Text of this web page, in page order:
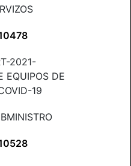
2021-
EQUIPOS DE
19